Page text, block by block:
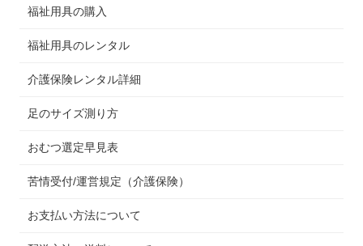
福祉用具の購入
福祉用具のレンタル
介護保険レンタル詳細
足のサイズ測り方
おむつ選定早見表
苦情受付/運営規定（介護保険）
お支払い方法について